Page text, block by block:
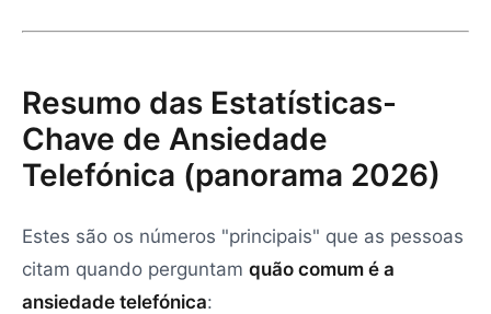
Resumo das Estatísticas-
Chave de Ansiedade
Telefónica (panorama 2026)
Estes são os números "principais" que as pessoas
citam quando perguntam quão comum é a
ansiedade telefónica: